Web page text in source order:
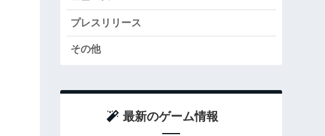
プレスリリース
その他
最新のゲーム情報